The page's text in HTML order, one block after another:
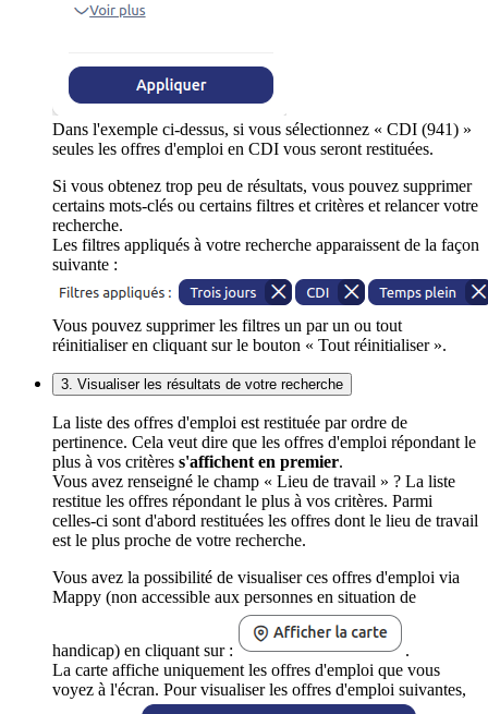
Dans l'exemple ci-dessus, si vous sélectionnez « CDI (941) »
seules les offres d'emploi en CDI vous seront restituées.
Si vous obtenez trop peu de résultats, vous pouvez supprimer
certains mots-clés ou certains filtres et critères et relancer votre
recherche.
Les filtres appliqués à votre recherche apparaissent de la façon
suivante :
Vous pouvez supprimer les filtres un par un ou tout
réinitialiser en cliquant sur le bouton « Tout réinitialiser ».
3. Visualiser les résultats de votre recherche
La liste des offres d'emploi est restituée par ordre de
pertinence. Cela veut dire que les offres d'emploi répondant le
plus à vos critères s'affichent en premier.
Vous avez renseigné le champ « Lieu de travail » ? La liste
restitue les offres répondant le plus à vos critères. Parmi
celles-ci sont d'abord restituées les offres dont le lieu de travail
est le plus proche de votre recherche.
Vous avez la possibilité de visualiser ces offres d'emploi via
Mappy (non accessible aux personnes en situation de
handicap) en cliquant sur :
.
La carte affiche uniquement les offres d'emploi que vous
voyez à l'écran. Pour visualiser les offres d'emploi suivantes,